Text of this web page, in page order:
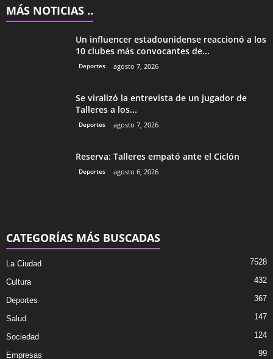
MÁS NOTICIAS ..
Un influencer estadounidense reaccionó a los
10 clubes más convocantes de...
Deportes agosto 7, 2026
Se viralizó la entrevista de un jugador de
Talleres a los...
Deportes agosto 7, 2026
Reserva: Talleres empató ante el Ciclón
Deportes agosto 6, 2026
CATEGORÍAS MÁS BUSCADAS
La Ciudad 7528
Cultura 432
Deportes 367
Salud 147
Sociedad 124
Empresas 99